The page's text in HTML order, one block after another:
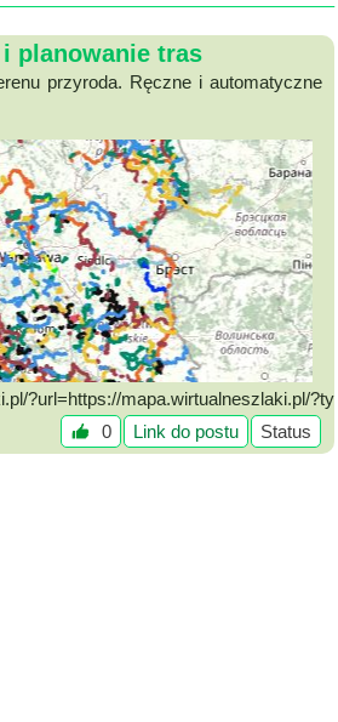
planowanie tras
przyroda. Ręczne i automatyczne
?url=https://mapa.wirtualneszlaki.pl/?ty
Status
Link do postu
0